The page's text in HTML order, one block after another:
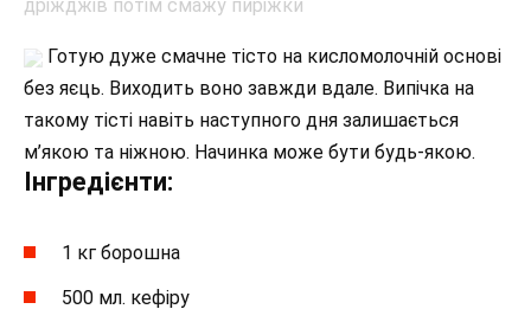
Готую дуже смачне тісто на кисломолочній основі
без яєць. Виходить воно завжди вдале. Випічка на
такому тісті навіть наступного дня залишається
м’якою та ніжною. Начинка може бути будь-якою.
Інгредієнти:
1 кг борошна
500 мл. кефіру